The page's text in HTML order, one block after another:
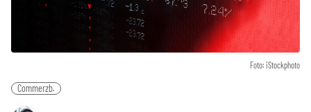
Foto: iStockphoto
Commerzb.